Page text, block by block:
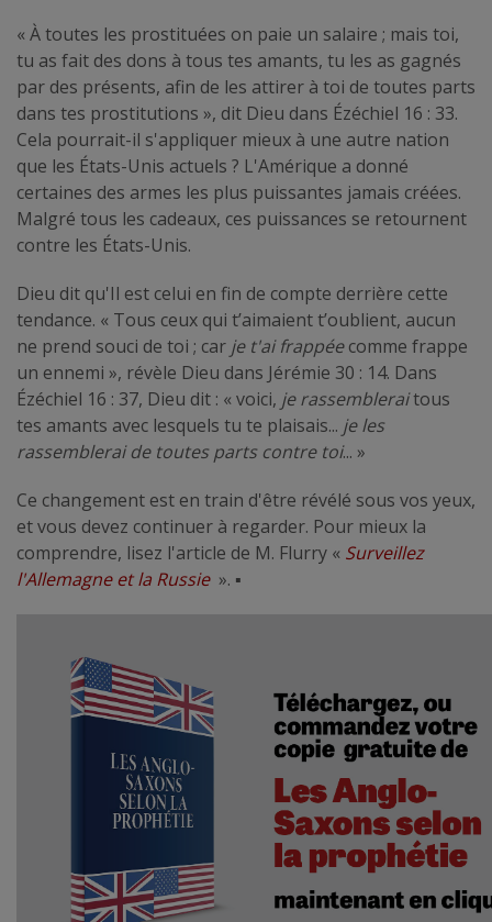
« À toutes les prostituées on paie un salaire ; mais toi,
tu as fait des dons à tous tes amants, tu les as gagnés
par des présents, afin de les attirer à toi de toutes parts
dans tes prostitutions », dit Dieu dans Ézéchiel 16 : 33.
Cela pourrait-il s'appliquer mieux à une autre nation
que les États-Unis actuels ? L'Amérique a donné
certaines des armes les plus puissantes jamais créées.
Malgré tous les cadeaux, ces puissances se retournent
contre les États-Unis.
Dieu dit qu'Il est celui en fin de compte derrière cette
tendance. « Tous ceux qui t’aimaient t’oublient, aucun
ne prend souci de toi ; car je t'ai frappéecomme frappe
un ennemi », révèle Dieu dans Jérémie 30 : 14. Dans
Ézéchiel 16 : 37, Dieu dit : « voici, je rassembleraitous
tes amants avec lesquels tu te plaisais... je les
rassemblerai de toutes parts contre toi... »
Ce changement est en train d'être révélé sous vos yeux,
et vous devez continuer à regarder. Pour mieux la
comprendre, lisez l'article de M. Flurry « Surveillez
l'Allemagne et la Russie ». ▪